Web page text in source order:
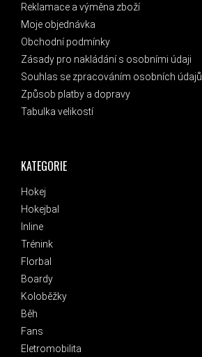
KATEGORIE
Hokej
Hokejbal
Inline
Trénink
Florbal
Boardy
Koloběžky
Běh
Fans
Eletromobilita
Reklamace a výměna zboží
Moje objednávka
Obchodní podmínky
Zásady pro nakládání s osobními údaji
Souhlas se zpracováním osobních údajů
Způsob platby a dopravy
Tabulka velikostí